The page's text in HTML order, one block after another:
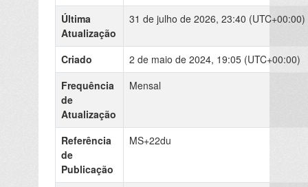
Última
Atualização
31 de julho de 2026, 23:40 (UTC+00:00)
Criado
2 de maio de 2024, 19:05 (UTC+00:00)
Frequência
de
Atualização
Mensal
Referência
de
Publicação
MS+22du